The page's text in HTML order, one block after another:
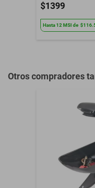
$1399
Hasta12 MSIde
Otros compradores